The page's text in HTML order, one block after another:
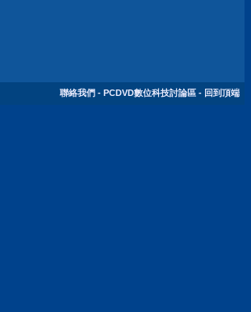
聯絡我們 - PCDVD數位科技討論區 - 回到頂端